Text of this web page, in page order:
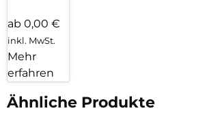
ab 0,00 €
inkl. MwSt.
Mehr
erfahren
Ähnliche Produkte